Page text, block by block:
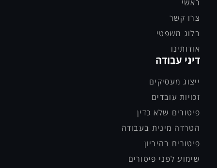
ראשי
צרו קשר
בלוג משפטי
אודותינו
דיני עבודה
ייצוג מעסיקים
זכויות עובדים
פיטורים שלא כדין
הטרדה מינית בעבודה
פיטורים בהיריון
שימוע לפני פיטורים